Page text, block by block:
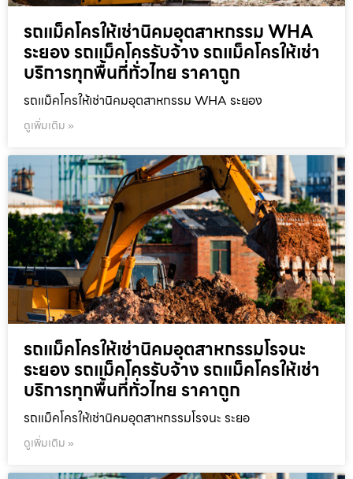
รถแม็คโครให้เช่านิคมอุตสาหกรรม WHA
ระยอง รถแม็คโครรับจ้าง รถแม็คโครให้เช่า
บริการทุกพื้นที่ทั่วไทย ราคาถูก
รถแม็คโครให้เช่านิคมอุตสาหกรรม WHA ระยอง
ดูเพิ่มเติม »
รถแม็คโครให้เช่านิคมอุตสาหกรรมโรจนะ
ระยอง รถแม็คโครรับจ้าง รถแม็คโครให้เช่า
บริการทุกพื้นที่ทั่วไทย ราคาถูก
รถแม็คโครให้เช่านิคมอุตสาหกรรมโรจนะ ระยอ
ดูเพิ่มเติม »